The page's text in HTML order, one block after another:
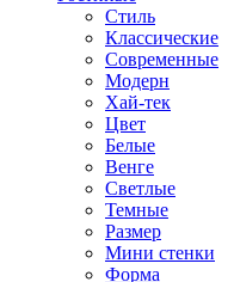
Стиль
Классические
Современные
Модерн
Хай-тек
Цвет
Белые
Венге
Светлые
Темные
Размер
Мини стенки
Форма